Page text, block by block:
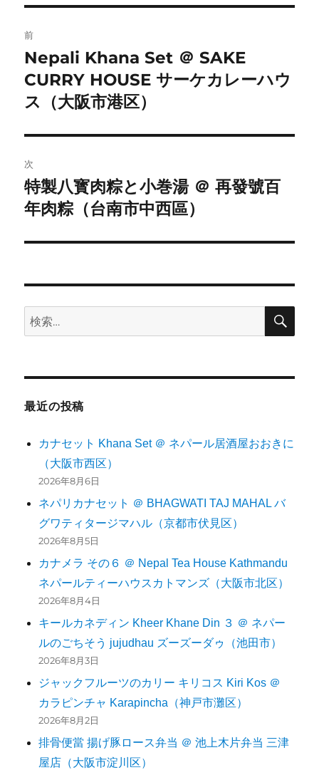
稿
ナ
ビ
ゲ
ー
シ
前
前
の
投
Nepali Khana Set ＠ SAKE
CURRY HOUSE サーケカレーハウ
ス（大阪市港区）
次
次
の
稿:
特製八寳肉粽と小巻湯 ＠ 再發號百
年肉粽（台南市中西區）
検
索:
検
最近の投稿
カナセット Khana Set ＠ ネパール居酒屋おおきに
（大阪市西区）
2026年8月6日
ネパリカナセット ＠ BHAGWATI TAJ MAHAL バ
グワティタージマハル（京都市伏見区）
2026年8月5日
カナメラ その６ ＠ Nepal Tea House Kathmandu
ネパールティーハウスカトマンズ（大阪市北区）
2026年8月4日
キールカネディン Kheer Khane Din ３ ＠ ネパー
ルのごちそう jujudhau ズーズーダゥ（池田市）
2026年8月3日
ジャックフルーツのカリー キリコス Kiri Kos ＠
カラピンチャ Karapincha（神戸市灘区）
2026年8月2日
排骨便當 揚げ豚ロース弁当 ＠ 池上木片弁当 三津
屋店（大阪市淀川区）